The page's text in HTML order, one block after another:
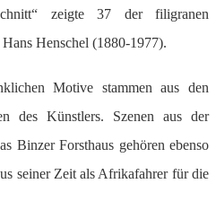
zeigte 37 der filigranen
Hans Henschel (1880-1977).
Motive stammen aus den
des Künstlers. Szenen aus der
Binzer Forsthaus gehören ebenso
seiner Zeit als Afrikafahrer für die